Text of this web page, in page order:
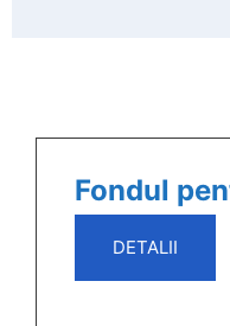
Fondul
DETALII